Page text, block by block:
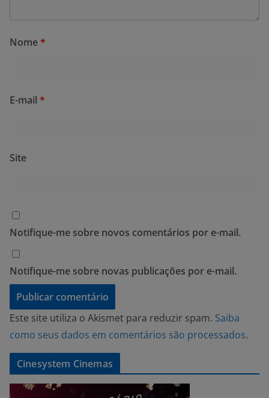
Nome*
E-mail *
Site
Notifique-me sobre novos comentários por e-mail.
Notifique-me sobre novas publicações por e-mail.
Este site utiliza o Akismet para reduzir spam. Saiba
como seus dados em comentários são processados.
Cinesystem Cinemas